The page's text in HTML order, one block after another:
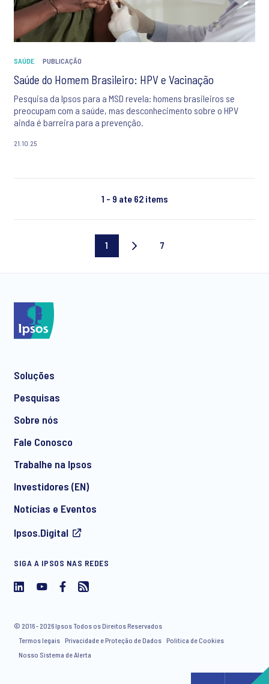
SAÚDE PUBLICAÇÃO
Saúde do Homem Brasileiro: HPV e Vacinação
Pesquisa da Ipsos para a MSD revela: homens brasileiros se
preocupam com a saúde, mas desconhecimento sobre o HPV
ainda é barreira para a prevenção.
21.10.25
1 - 9 ate 62 items
Página
1
Última
7
Soluções
Pesquisas
Sobre nós
Fale Conosco
Trabalhe na Ipsos
Investidores (EN)
Notícias e Eventos
Ipsos.Digital
SIGA A IPSOS NAS REDES
© 2016 - 2026 Ipsos Todos os Direitos Reservados
Termos legais Privacidade e Proteção de Dados Política de Cookies
Nosso Sistema de Alerta